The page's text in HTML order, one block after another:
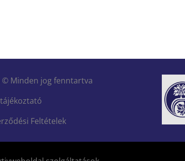
© Minden jog fenntartva
Feltételek